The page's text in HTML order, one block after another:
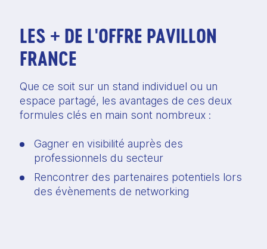
LES + DE L'OFFRE PAVILLON
FRANCE
Que ce soit sur un stand individuel ou un
espace partagé, les avantages de ces deux
formules clés en main sont nombreux :
Gagner en visibilité auprès des
professionnels du secteur
Rencontrer des partenaires potentiels lors
des évènements de networking